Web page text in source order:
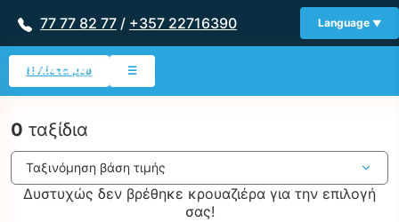
77 77 82 77 / +357 22716390 Language
Η Λίστα μου ☰
0 ταξίδια
Δυστυχώς δεν βρέθηκε κρουαζιέρα για την επιλογή
σας!